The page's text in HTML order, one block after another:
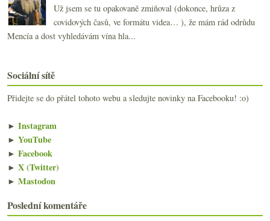
Už jsem se tu opakovaně zmiňoval (dokonce, hrůza z
covidových časů, ve formátu videa… ), že mám rád odrůdu
Mencía a dost vyhledávám vína hla...
Sociální sítě
Přidejte se do přátel tohoto webu a sledujte novinky na Facebooku! :o)
► Instagram
► YouTube
► Facebook
► X (Twitter)
► Mastodon
Poslední komentáře